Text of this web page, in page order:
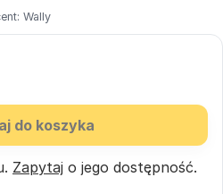
Wally
do koszyka
Zapytaj o jego dostępność.